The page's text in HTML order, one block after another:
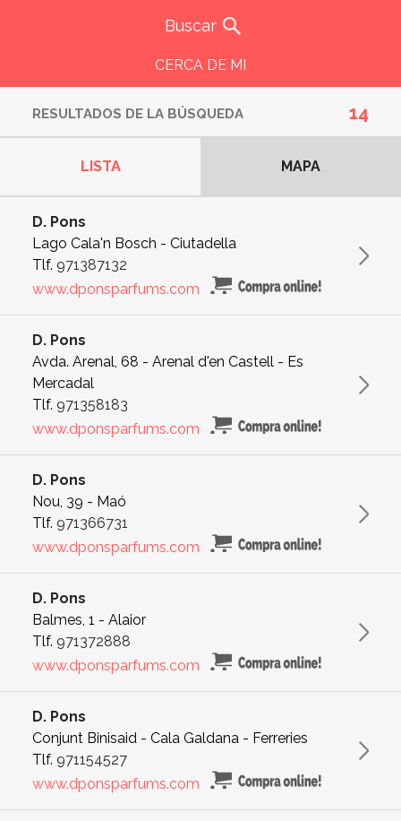
CERCA DE MI
14
RESULTADOS DE LA BÚSQUEDA
LISTA MAPA
D. Pons
Lago Cala'n Bosch - Ciutadella
Tlf. 971387132
www.dponsparfums.com
D. Pons
Avda. Arenal, 68 - Arenal d'en Castell - Es
Mercadal
Tlf. 971358183
www.dponsparfums.com
D. Pons
Nou, 39 - Maó
Tlf. 971366731
www.dponsparfums.com
D. Pons
Balmes, 1 - Alaior
Tlf. 971372888
www.dponsparfums.com
D. Pons
Conjunt Binisaid - Cala Galdana - Ferreries
Tlf. 971154527
www.dponsparfums.com